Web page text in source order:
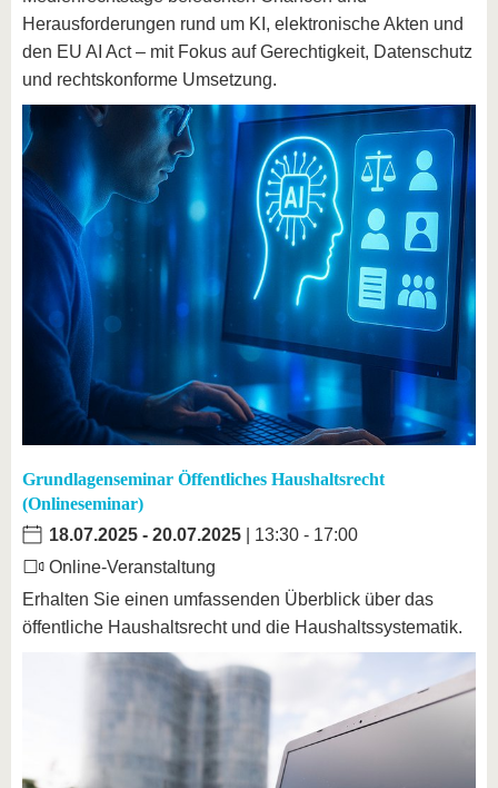
Herausforderungen rund um KI, elektronische Akten und
den EU AI Act – mit Fokus auf Gerechtigkeit, Datenschutz
und rechtskonforme Umsetzung.
Grundlagenseminar Öffentliches Haushaltsrecht
(Onlineseminar)
18.07.2025 - 20.07.2025 | 13:30 - 17:00
Online-Veranstaltung
Erhalten Sie einen umfassenden Überblick über das
öffentliche Haushaltsrecht und die Haushaltssystematik.